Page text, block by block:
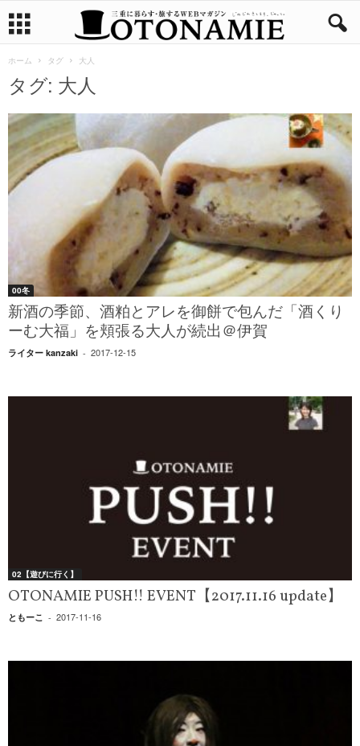
ホーム タグ 大人
タグ: 大人
00冬
新酒の季節、酒粕とアレを御餅で包んだ「酒くり
ーむ大福」を頬張る大人が続出＠伊賀
ライター kanzaki - 2017-12-15
02【遊びに行く】
OTONAMIE PUSH!! EVENT【2017.11.16 update】
ともーこ - 2017-11-16